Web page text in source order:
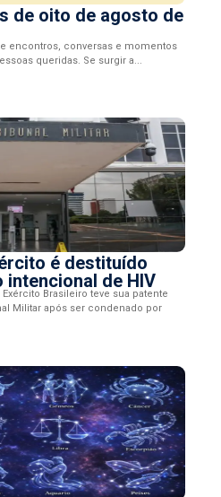
de oito de agosto de
encontros, conversas e momentos
queridas. Se surgir a...
é destituído
de HIV
Brasileiro teve sua patente
Militar após ser condenado por